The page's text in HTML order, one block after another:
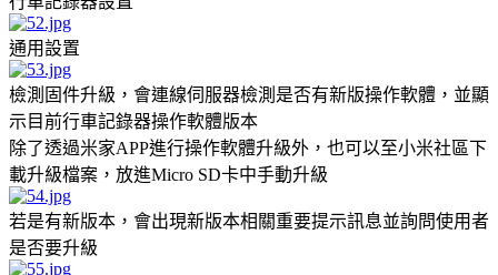
通用設置
檢測固件升級，會連線伺服器檢測是否有新版操作軟體，並顯
示目前行車記錄器操作軟體版本
除了透過米家APP進行操作軟體升級外，也可以至小米社區下
載升級檔案，放進Micro SD卡中手動升級
若是有新版本，會出現新版本相關重要提示訊息並詢問使用者
是否要升級